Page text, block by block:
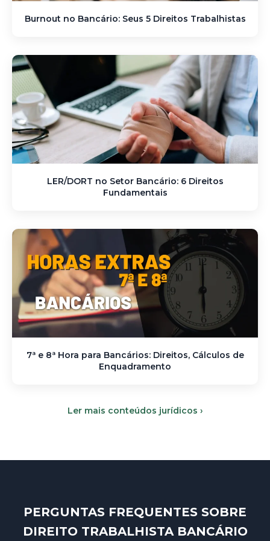
Burnout no Bancário: Seus 5 Direitos Trabalhistas
LER/DORT no Setor Bancário: 6 Direitos
Fundamentais
7ª e 8ª Hora para Bancários: Direitos, Cálculos de
Enquadramento
Ler mais conteúdos jurídicos ›
PERGUNTAS FREQUENTES SOBRE
DIREITO TRABALHISTA BANCÁRIO